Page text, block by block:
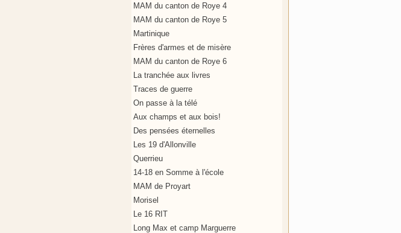
MAM du canton de Roye 4
MAM du canton de Roye 5
Martinique
Frères d'armes et de misère
MAM du canton de Roye 6
La tranchée aux livres
Traces de guerre
On passe à la télé
Aux champs et aux bois!
Des pensées éternelles
Les 19 d'Allonville
Querrieu
14-18 en Somme à l'école
MAM de Proyart
Morisel
Le 16 RIT
Long Max et camp Marguerre